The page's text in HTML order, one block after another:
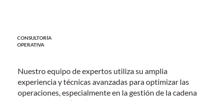
CONSULTORÍA
OPERATIVA
Nuestro equipo de expertos utiliza su amplia
experiencia y técnicas avanzadas para optimizar las
operaciones, especialmente en la gestión de lacadena